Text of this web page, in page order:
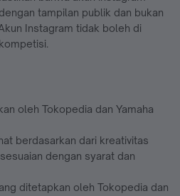
tampilan publik dan bukan
Instagram tidak boleh di
oleh Tokopedia dan Yamaha
berdasarkan dari kreativitas
dengan syarat dan
ditetapkan oleh Tokopedia dan